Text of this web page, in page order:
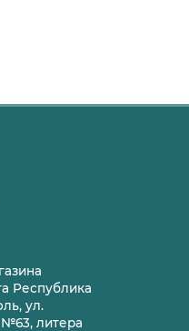
Республика
ул.
литера